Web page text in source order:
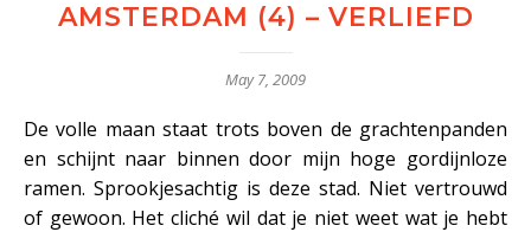
AMSTERDAM (4) – VERLIEFD
May 7, 2009
De volle maan staat trots boven de grachtenpanden
en schijnt naar binnen door mijn hoge gordijnloze
ramen. Sprookjesachtig is deze stad. Niet vertrouwd
of gewoon. Het cliché wil dat je niet weet wat je hebt